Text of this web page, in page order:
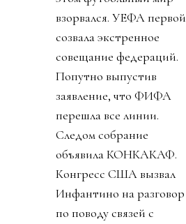
взорвался. УЕФА первой
созвала экстренное
совещание федераций.
Попутно выпустив
заявление, что ФИФА
перешла все линии.
Следом собрание
объявила КОНКАКАФ.
Конгресс США вызвал
Инфантино на разговор
по поводу связей с